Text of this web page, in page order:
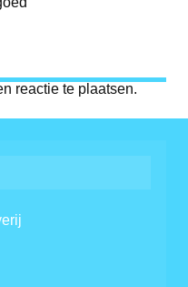
reactie te plaatsen.